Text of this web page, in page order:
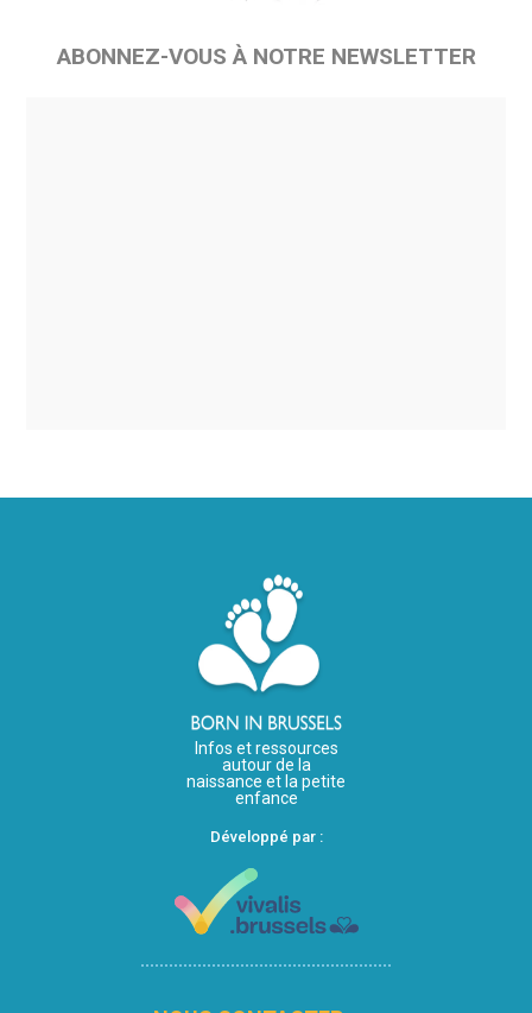
ABONNEZ-VOUS À NOTRE NEWSLETTER
Infos et ressources
autour de la
naissance et la petite
enfance
Développé par :